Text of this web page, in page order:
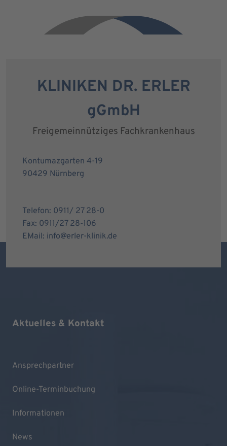
KLINIKEN DR. ERLER
gGmbH
Freigemeinnütziges Fachkrankenhaus
Kontumazgarten 4-19
90429 Nürnberg
Telefon: 0911/ 27 28-0
Fax: 0911/27 28-106
EMail: info@erler-klinik.de
Aktuelles & Kontakt
Ansprechpartner
Online-Terminbuchung
Informationen
News